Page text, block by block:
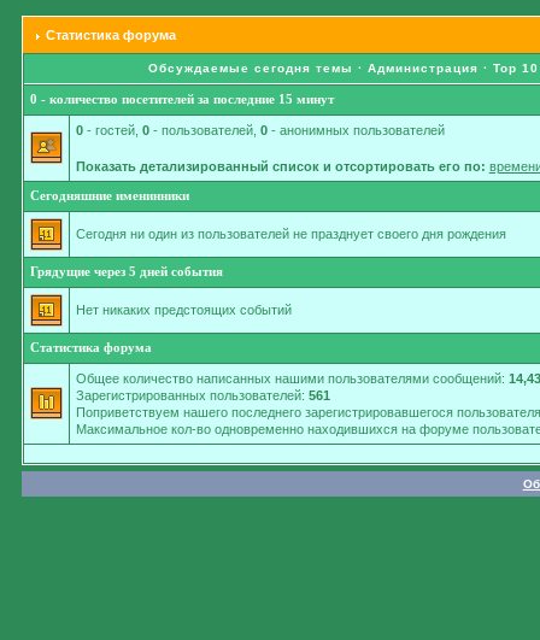
Статистика форума
Обсуждаемые сегодня темы · Администрация · Top
0 - количество посетителей за последние 15 минут
0- гостей, 0- пользователей, 0- анонимных пользователей
Показать детализированный список и отсортировать его по:
Сегодняшние именинники
Сегодня ни один из пользователей не празднует своего дня рождения
Грядущие через 5 дней события
Нет никаких предстоящих событий
Статистика форума
Общее количество написанных нашими пользователями сообщений:
Зарегистрированных пользователей: 561
Поприветствуем нашего последнего зарегистрировавшегося
Максимальное кол-во одновременно находившихся на форуме